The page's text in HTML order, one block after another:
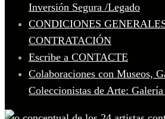
Inversión Segura /Legado
CONDICIONES
CONTRATACIÓN
Escribe a CONTACTE
Colaboraciones con Museos,
Coleccionistas de Arte: